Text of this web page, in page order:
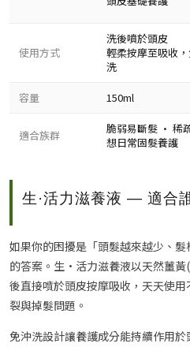
使用方式
洗後噴於頭皮
輕柔按摩至吸收
洗
容量 150ml
適合族群
脆弱易斷髮 · 稀
想日常固髮養護
生·活力滋養液 — 適合
如果你的困擾是「頭髮越來越少、
的答案。生·活力滋養液以天然薑
後直接噴於頭皮按摩吸收，天天使
裂與掉髮問題。
免沖洗設計讓養護成分能持續作用